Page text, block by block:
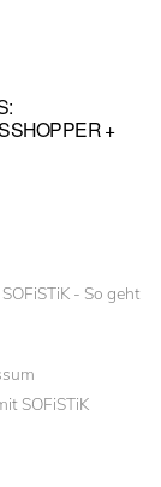
+
- So geht
SOFiSTiK